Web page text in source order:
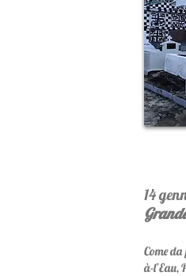
14
Come
à-l’Eau,